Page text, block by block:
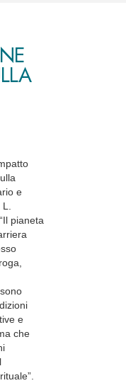
e
pianeta
e
che